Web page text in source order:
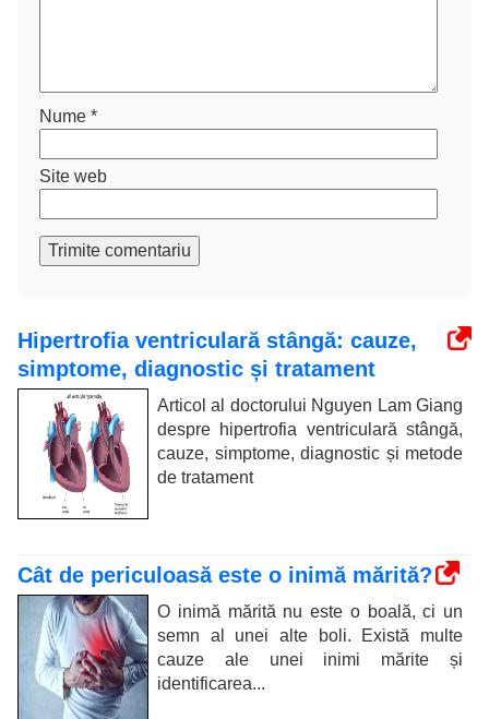
Nume *
Site web
Trimite comentariu
Hipertrofia ventriculară stângă: cauze,
simptome, diagnostic și tratament
Articol al doctorului Nguyen Lam Giang
despre hipertrofia ventriculară stângă,
cauze, simptome, diagnostic și metode
de tratament
Cât de periculoasă este o inimă mărită?
O inimă mărită nu este o boală, ci un
semn al unei alte boli. Există multe
cauze ale unei inimi mărite și
identificarea...